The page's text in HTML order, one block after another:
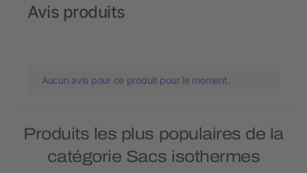
Avis produits
Aucun avis pour ce produit pour le moment.
Produits les plus populaires de la
catégorie Sacs isothermes